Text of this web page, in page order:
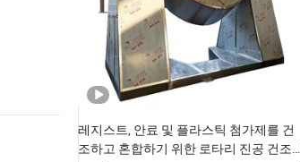
레지스트, 안료 및 플라스틱 첨가제를 건
조하고 혼합하기 위한 로타리 진공 건조